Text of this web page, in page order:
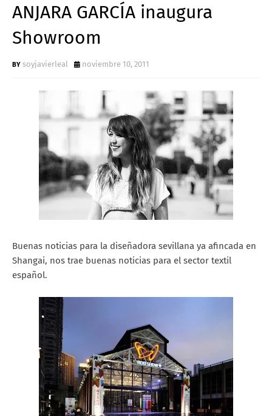
ANJARA GARCÍA inaugura
Showroom
soyjavierleal noviembre 10, 2011
Buenas noticias para la diseñadora sevillana ya afincada en
Shangai, nos trae buenas noticias para el sector textil
español.